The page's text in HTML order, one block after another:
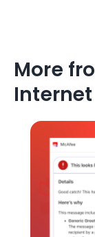
More
Internet